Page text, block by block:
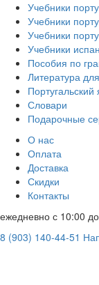
Учебники
Учебники
Учебники
Учебники
Пособия по
Литература
Словари
Подарочные
О нас
Оплата
Доставка
Скидки
Контакты
ежедневно с 10:00
8 (903) 140-44-51